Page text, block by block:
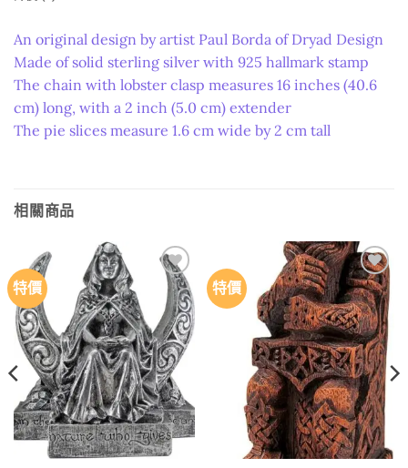
An original design by artist Paul Borda of Dryad Design
Made of solid sterling silver with 925 hallmark stamp
The chain with lobster clasp measures 16 inches (40.6
cm) long, with a 2 inch (5.0 cm) extender
The pie slices measure 1.6 cm wide by 2 cm tall
相關商品
特價
Add to
wishlist
特價
Add to
wishlist